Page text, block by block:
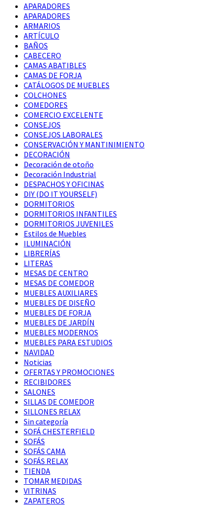
APARADORES
APARADORES
ARMARIOS
ARTÍCULO
BAÑOS
CABECERO
CAMAS ABATIBLES
CAMAS DE FORJA
CATÁLOGOS DE MUEBLES
COLCHONES
COMEDORES
COMERCIO EXCELENTE
CONSEJOS
CONSEJOS LABORALES
CONSERVACIÓN Y MANTINIMIENTO
DECORACIÓN
Decoración de otoño
Decoración Industrial
DESPACHOS Y OFICINAS
DIY (DO IT YOURSELF)
DORMITORIOS
DORMITORIOS INFANTILES
DORMITORIOS JUVENILES
Estilos de Muebles
ILUMINACIÓN
LIBRERÍAS
LITERAS
MESAS DE CENTRO
MESAS DE COMEDOR
MUEBLES AUXILIARES
MUEBLES DE DISEÑO
MUEBLES DE FORJA
MUEBLES DE JARDÍN
MUEBLES MODERNOS
MUEBLES PARA ESTUDIOS
NAVIDAD
Noticias
OFERTAS Y PROMOCIONES
RECIBIDORES
SALONES
SILLAS DE COMEDOR
SILLONES RELAX
Sin categoría
SOFÁ CHESTERFIELD
SOFÁS
SOFÁS CAMA
SOFÁS RELAX
TIENDA
TOMAR MEDIDAS
VITRINAS
ZAPATEROS